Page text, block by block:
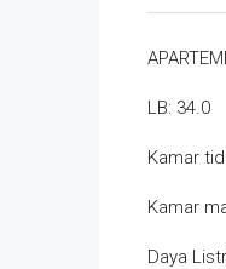
LB: 34.0
Kamar
Kamar
Daya